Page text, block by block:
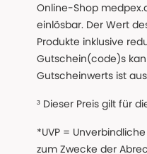
Online-Shop
einlösbar. Der Wert
Produkte inklusive
Gutschein(code)s
Gutscheinwerts ist
³ Dieser Preis gilt für
*UVP =
zum Zwecke der